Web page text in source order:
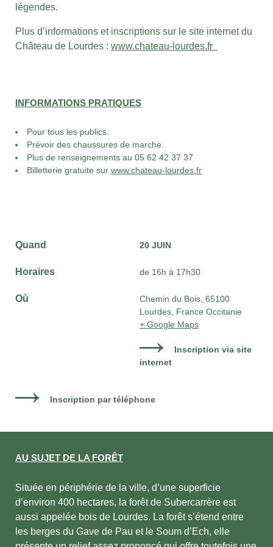
légendes.
Plus d’informations et inscriptions sur le site internet du
Château de Lourdes : www.chateau-lourdes.fr
INFORMATIONS PRATIQUES
Pour tous les publics.
Prévoir des chaussures de marche.
Plus de renseignements au 05 62 42 37 37
Billetterie gratuite sur www.chateau-lourdes.fr
Quand 20 JUIN
Horaires de 16h à 17h30
Où
Chemin du Bois, 65100
Lourdes, France Occitanie
+ Google Maps
Inscription via site
internet
Inscription par téléphone
AU SUJET DE LA FORÊT
Située en périphérie de la ville, d’une superficie
d’environ 400 hectares, la forêt de Subercarrère est
aussi appelée bois de Lourdes. La forêt s’étend entre
les berges du Gave de Pau et le Soum d’Ech, elle